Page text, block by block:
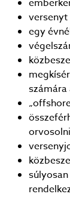
versenyt
egy
számára
orvosolni